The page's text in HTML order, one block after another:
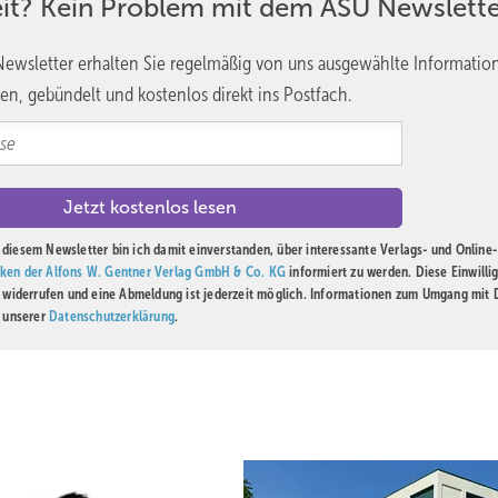
Bevölkerungsgesundheit gezielter zu fördern. Auch für
wirksam ansetzen zu können. Hier möchte die AG auch für
Forum bieten.
praxisnahe
und Bedürfnisse der Menschen in den unterschiedlichen
von geschlechtsspezifischen und ggf. kulturellen
Rahmenbedingungen abzuleiten. Es sollen praxisnahe
Erfahrungen, sollen als Grundlage dienen, um daraus z.
Kein Problem mit dem ASU
erhalten Sie regelmäßig von uns ausgewählte
gebündelt und kostenlos direkt ins Postfach.
diesem Newsletter bin ich damit einverstanden, über interessante Verlags- und Online-
der Alfons W. Gentner Verlag GmbH & Co. KG informiert zu werden. Diese
und eine Abmeldung ist jederzeit möglich. Informationen zum Umgang mit
Datenschutzerklärung.